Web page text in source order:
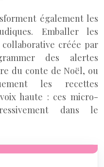
également les
Emballer les
créée par
des alertes
du conte de Noël, ou
les recettes
haute : ces micro-
dans le